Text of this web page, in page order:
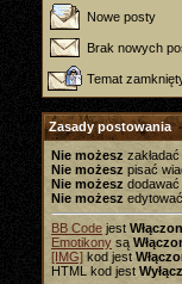
Nowe posty
Brak nowych
Temat
Zasady postowania
Nie możesz
Nie możesz pisać
Nie możesz dodawać
Nie możesz
BB Code jest
Emotikony są
[IMG] kod jest
HTML kod jest